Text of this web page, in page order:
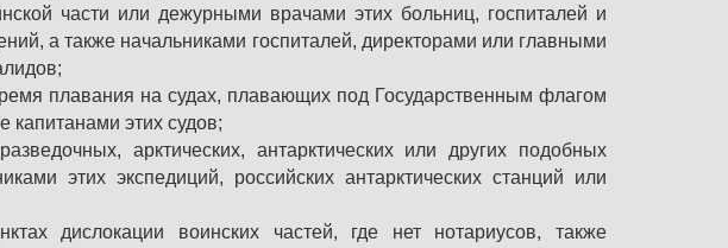
части или дежурными врачами этих больниц, госпиталей и
а также начальниками госпиталей, директорами или главными
плавания на судах, плавающих под Государственным флагом
капитанами этих судов;
арктических, антарктических или других подобных
этих экспедиций, российских антарктических станций или
дислокации воинских частей, где нет нотариусов, также